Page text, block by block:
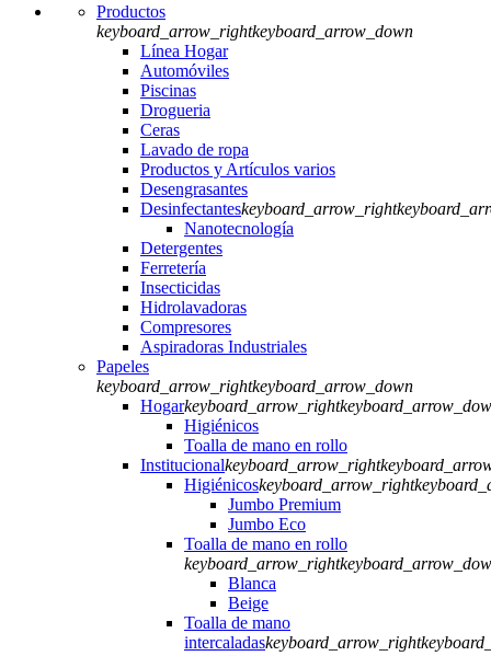
Productos
keyboard_arrow_rightkeyboard_arrow_down
Línea Hogar
Automóviles
Piscinas
Drogueria
Ceras
Lavado de ropa
Productos y Artículos varios
Desengrasantes
Desinfectanteskeyboard_arrow_right
Nanotecnología
Detergentes
Ferretería
Insecticidas
Hidrolavadoras
Compresores
Aspiradoras Industriales
Papeles
keyboard_arrow_rightkeyboard_arrow_down
Hogarkeyboard_arrow_right
Higiénicos
Toalla de mano en rollo
Institucionalkeyboard_arrow_right
Higiénicoskeyboard_arrow_right
Jumbo Premium
Jumbo Eco
Toalla de mano en rollo
keyboard_arrow_right
Blanca
Beige
Toalla de mano
intercaladaskeyboard_arrow_right